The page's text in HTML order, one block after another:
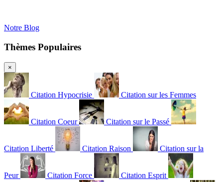
Notre Blog
Thèmes Populaires
×
Citation Hypocrisie Citation sur les Femmes
Citation Coeur Citation sur le Passé
Citation Liberté Citation Raison Citation sur la
Peur Citation Force Citation Esprit